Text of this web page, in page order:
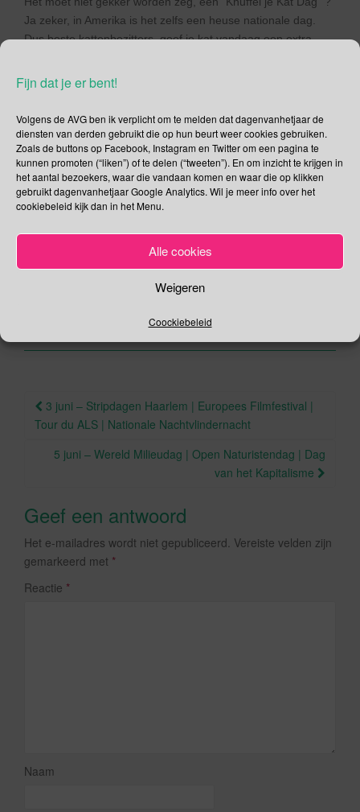
Fijn dat je er bent!
Volgens de AVG ben ik verplicht om te melden dat dagenvanhetjaar de
diensten van derden gebruikt die op hun beurt weer cookies gebruiken.
Zoals de buttons op Facebook, Instagram en Twitter om een pagina te
kunnen promoten (“liken”) of te delen (“tweeten”). En om inzicht te krijgen in
het aantal bezoekers, waar die vandaan komen en waar die op klikken
gebruikt dagenvanhetjaar Google Analytics. Wil je meer info over het
cookiebeleid kijk dan in het Menu.
Alle cookies
Weigeren
Coockiebeleid
Ja zeker, in Amerika is het zelfs een heuse nationale dag.
Dus beste kattenbezitters, geef je kat vandaag een extra
wereld.
Kopjesin Amsterdam gaan, daar lopen acht katten rond die
wel in zijn voor een knuffel. Om teleurstellingen te
voorkomen word je aangeraden om van tevoren te
reserveren.
Deel dit bericht
F
a
b
o
k
T
wi
Groningen,kat,Kinderslachtoffers
Berichtnavigatie
3 juni – Stripdagen Haarlem | Europees Filmfestival |
Tour du ALS | Nationale Nachtvlindernacht
5 juni – Wereld Milieudag | Open Naturistendag | Dag
van het Kapitalisme
Geef een antwoord
Het e-mailadres wordt niet gepubliceerd. Vereiste velden zijn
gemarkeerd met *
Reactie *
Naam